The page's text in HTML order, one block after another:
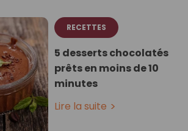
RECETTES
5 desserts chocolatés
prêts en moins de 10
minutes
Lire la suite